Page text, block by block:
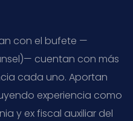
con el bufete —
cuentan con más
cada uno. Aportan
experiencia como
y ex fiscal auxiliar del